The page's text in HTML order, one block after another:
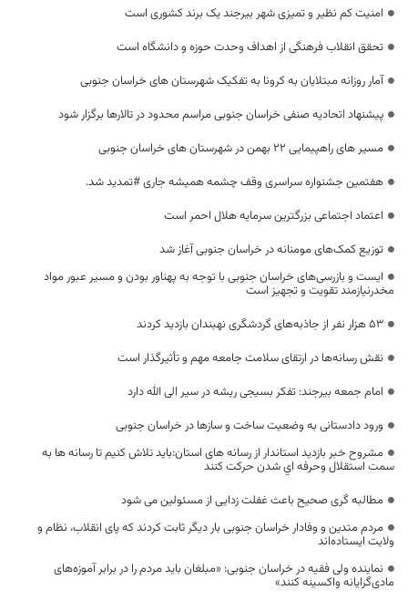
امنیت کم نظیر و تمیزی شهر بیرجند یک برند کشوری است
تحقق انقلاب فرهنگی از اهداف وحدت حوزه و دانشگاه است
آمار روزانه مبتلایان به کرونا به تفکیک شهرستان های خراسان جنوبی
پیشنهاد اتحادیه صنفی خراسان جنوبی مراسم محدود در تالارها برگزار شود
مسیر های راهپیمایی 22 بهمن در شهرستان های خراسان جنوبی
هفتمین جشنواره سراسری وقف چشمه همیشه جاری #تمدید شد.
اعتماد اجتماعی بزرگترین سرمایه هلال احمر است
توزیع کمک‌های مومنانه در خراسان جنوبی آغاز شد
ایست و بازرسی‌های خراسان جنوبی با توجه به پهناور بودن و مسیر عبور مواد
مخدرنیازمند تقویت و تجهیز است
53 هزار نفر از جاذبه‌های گردشگری نهبندان بازدید کردند
نقش رسانه‌ها در ارتقای سلامت جامعه مهم و تأثیرگذار است
امام جمعه بیرجند: تفکر بسیجی ریشه در سیر الی الله دارد
ورود دادستانی به وضعیت ساخت و سازها در خراسان جنوبی
مشروح خبر بازدید استاندار از رسانه های استان:بايد تلاش كنيم تا رسانه ها به
سمت استقلال وحرفه اي شدن حركت كنند
مطالبه گری صحیح باعث غفلت زدایی از مسئولین می شود
مردم متدین و وفادار خراسان جنوبی بار دیگر ثابت کردند که پای انقلاب، نظام و
ولایت ایستاده‌اند
نماینده ولی فقیه در خراسان جنوبی: «مبلغان باید مردم را در برابر آموزه‌های
مادی‌گرایانه واکسینه کنند»